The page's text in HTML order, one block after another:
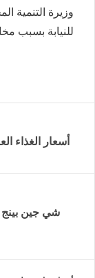
وزيرة التنمية
للنيابة بسبب
أسعار الغذاء
شي جين بينج